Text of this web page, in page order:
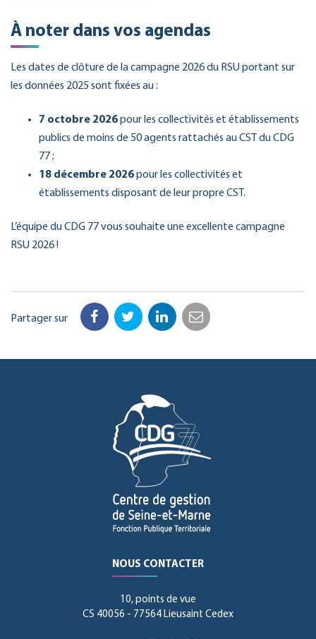
À noter dans vos agendas
Les dates de clôture de la campagne 2026 du RSU portant sur
les données 2025 sont fixées au :
7 octobre 2026pour les collectivités et établissements
publics de moins de 50 agents rattachés au CST du CDG
77 ;
18 décembre 2026pour les collectivités et
établissements disposant de leur propre CST.
L’équipe du CDG 77 vous souhaite une excellente campagne
RSU 2026 !
Partager sur Facebook
TwitterLinkedIn
Email
NOUS CONTACTER
10, points de vue
CS 40056 - 77564 Lieusaint Cedex